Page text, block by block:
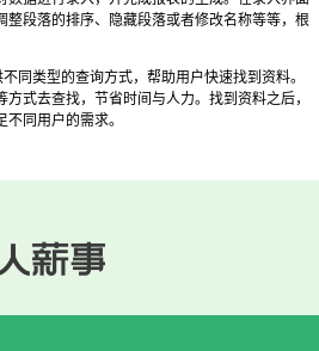
整段落的排序、隐藏段落或者修改名称等等，根
同类型的查询方式，帮助用户快速找到资料。
式去查找，节省时间与人力。找到资料之后，
同用户的需求。